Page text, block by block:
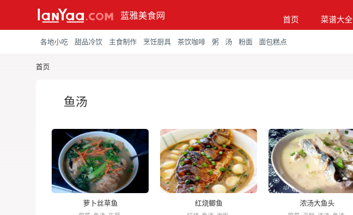
蓝雅美食网 首页 菜谱大全
各地小吃 甜品冷饮 主食制作 烹饪厨具 茶饮咖啡 粥 汤 粉面 面包糕点
首页
鱼汤
萝卜丝草鱼 红烧鲫鱼 浓汤大鱼头